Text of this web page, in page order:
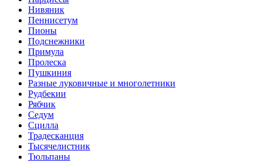
Нивяник
Пеннисетум
Пионы
Подснежники
Примула
Пролеска
Пушкиния
Разные луковичные и многолетники
Рудбекии
Рябчик
Седум
Сцилла
Традесканция
Тысячелистник
Тюльпаны